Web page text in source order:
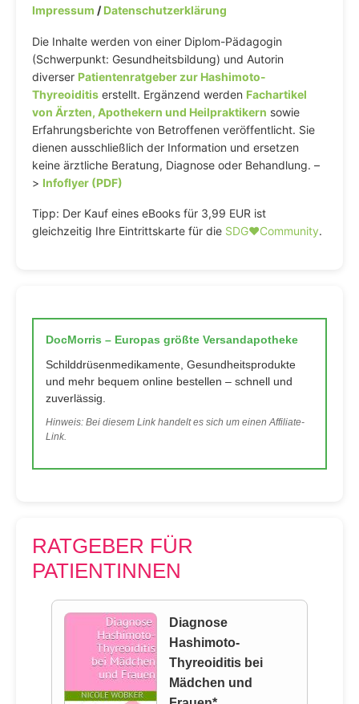
Impressum /Datenschutzerklärung
Die Inhalte werden von einer Diplom-Pädagogin
(Schwerpunkt: Gesundheitsbildung) und Autorin
diverser Patientenratgeber zur Hashimoto-
Thyreoiditis erstellt. Ergänzend werden Fachartikel
von Ärzten, Apothekern und Heilpraktikern sowie
Erfahrungsberichte von Betroffenen veröffentlicht. Sie
dienen ausschließlich der Information und ersetzen
keine ärztliche Beratung, Diagnose oder Behandlung. –
> Infoflyer (PDF)
Tipp: Der Kauf eines eBooks für 3,99 EUR ist
gleichzeitig Ihre Eintrittskarte für die SDG♥️Community.
DocMorris – Europas größte Versandapotheke
Schilddrüsenmedikamente, Gesundheitsprodukte
und mehr bequem online bestellen – schnell und
zuverlässig.
Hinweis: Bei diesem Link handelt es sich um einen Affiliate-
Link.
RATGEBER FÜR
PATIENTINNEN
Diagnose
Hashimoto-
Thyreoiditis bei
Mädchen und